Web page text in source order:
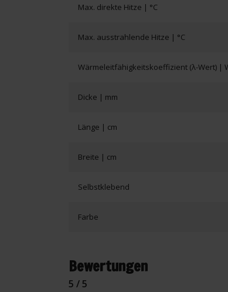
Max. direkte Hitze | °C
Max. ausstrahlende Hitze | °C
Wärmeleitfähigkeitskoeffizient (λ-Wert) |
Dicke | mm
Länge | cm
Breite | cm
Selbstklebend
Farbe
Bewertungen
5 / 5